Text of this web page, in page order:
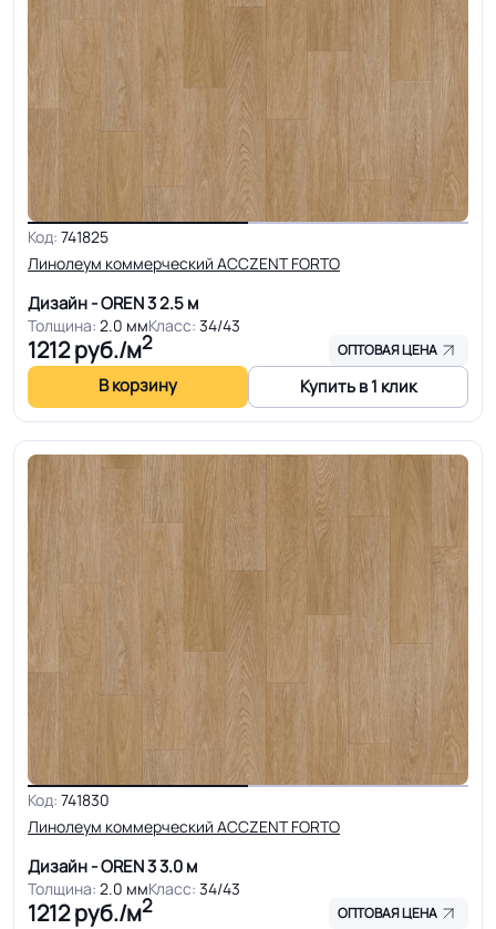
Код: 741825
Линолеум коммерческий ACCZENT FORTO
Дизайн - OREN 32.5 м
Толщина: 2.0 ммКласс: 34/43
1212руб./м2 ОПТОВАЯ ЦЕНА
В корзину Купить в 1 клик
Код: 741830
Линолеум коммерческий ACCZENT FORTO
Дизайн - OREN 33.0 м
Толщина: 2.0 ммКласс: 34/43
1212руб./м2 ОПТОВАЯ ЦЕНА